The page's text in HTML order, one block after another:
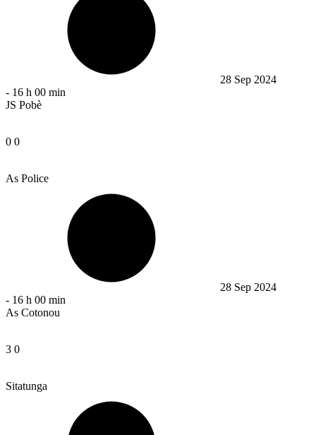
28 Sep 2024
- 16 h 00 min
JS Pobè
0 0
As Police
28 Sep 2024
- 16 h 00 min
As Cotonou
3 0
Sitatunga